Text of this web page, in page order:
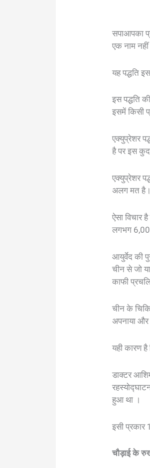
सपाआपका
एक नाम नहीं
यह पद्धति
इस पद्धति
इसमें किसी
एक्युप्रेशर
है पर इस
एक्युप्रेशर
अलग मत है।
ऐसा विचार
लगभग 6,000
आयुर्वेद की
चीन से जो
काफी
चीन के
अपनाया और
यही कारण
डाक्टर
हुआ था ।
इसी
चौड़ाई के